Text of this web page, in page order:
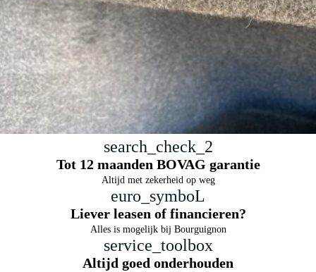
achteropkomend verkeer waarschuwing
search_check_2
Tot 12 maanden BOVAG garantie
Altijd met zekerheid op weg
euro_symboL
Liever leasen of financieren?
Alles is mogelijk bij Bourguignon
service_toolbox
Altijd goed onderhouden